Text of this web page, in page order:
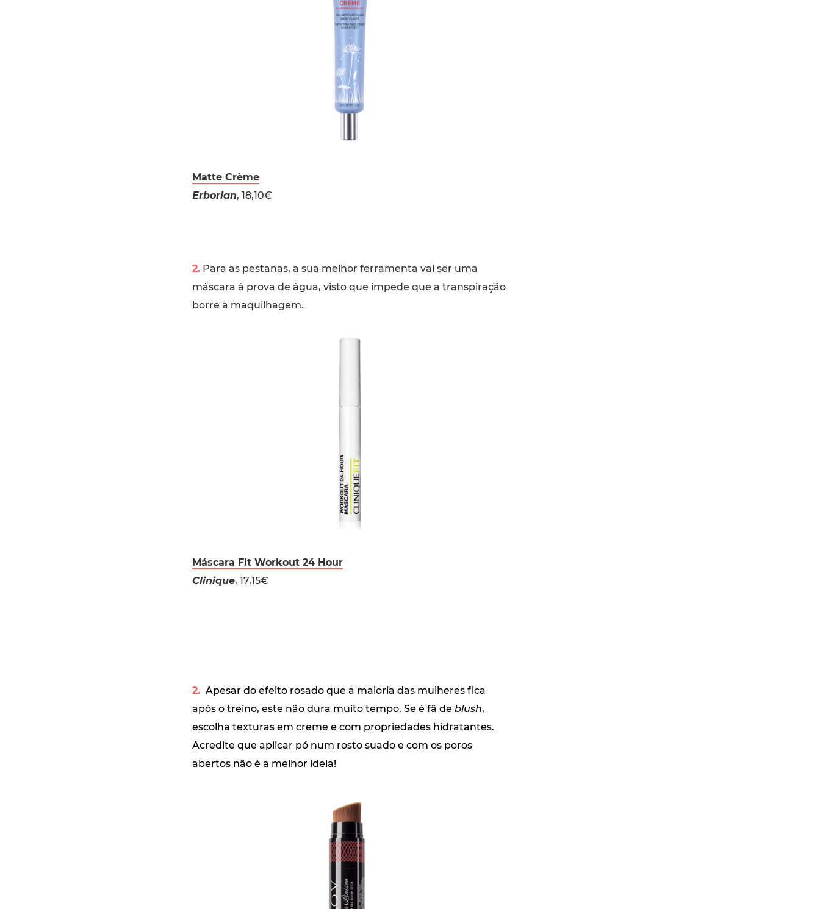
Matte Crème
Erborian, 18,10€
2. Para as pestanas, a sua melhor ferramenta vai ser uma
máscara à prova de água, visto que impede que a transpiração
borre a maquilhagem.
Máscara Fit Workout 24 Hour
Clinique, 17,15€
2. Apesar do efeito rosado que a maioria das mulheres fica
após o treino, este não dura muito tempo. Se é fã de blush,
escolha texturas em creme e com propriedades hidratantes.
Acredite que aplicar pó num rosto suado e com os poros
abertos não é a melhor ideia!